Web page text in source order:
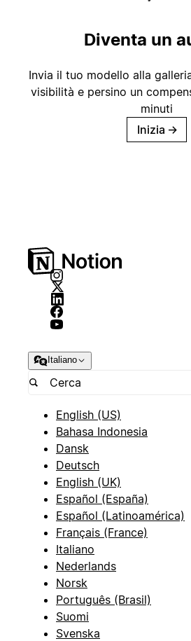
Diventa un
Invia il tuo modello alla
visibilità e persino un
minuti
Inizia →
Italiano
English (US)
Bahasa Indonesia
Dansk
Deutsch
English (UK)
Español (España)
Español (Latinoamérica)
Français (France)
Italiano
Nederlands
Norsk
Português (Brasil)
Suomi
Svenska